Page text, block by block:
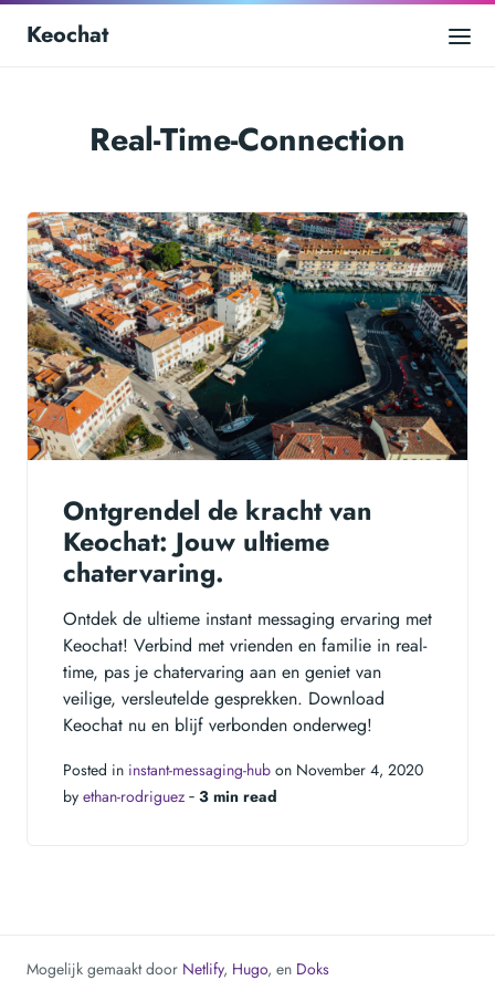
Keochat
Real-Time-Connection
Ontgrendel de kracht van
Keochat: Jouw ultieme
chatervaring.
Ontdek de ultieme instant messaging ervaring met
Keochat! Verbind met vrienden en familie in real-
time, pas je chatervaring aan en geniet van
veilige, versleutelde gesprekken. Download
Keochat nu en blijf verbonden onderweg!
Posted in instant-messaging-hub on November 4, 2020
by ethan-rodriguez ‐ 3 min read
Mogelijk gemaakt door Netlify, Hugo, en Doks